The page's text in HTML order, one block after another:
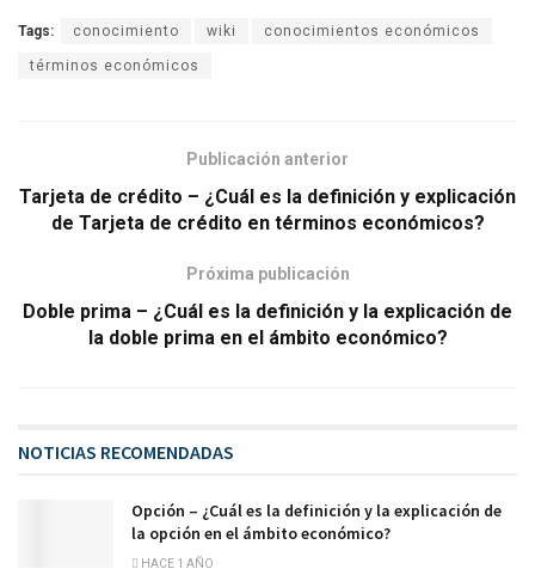
Tags: conocimiento wiki conocimientos económicos
términos económicos
Publicación anterior
Tarjeta de crédito – ¿Cuál es la definición y explicación
de Tarjeta de crédito en términos económicos?
Próxima publicación
Doble prima – ¿Cuál es la definición y la explicación de
la doble prima en el ámbito económico?
NOTICIAS RECOMENDADAS
Opción – ¿Cuál es la definición y la explicación de
la opción en el ámbito económico?
HACE 1 AÑO